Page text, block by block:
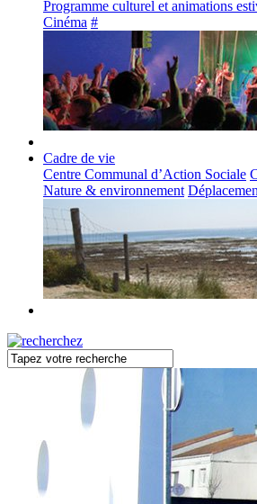
Programme culturel et animations
Cinéma #
Cadre de vie
Centre Communal d’Action Sociale
Nature & environnement